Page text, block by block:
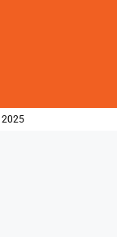
2025